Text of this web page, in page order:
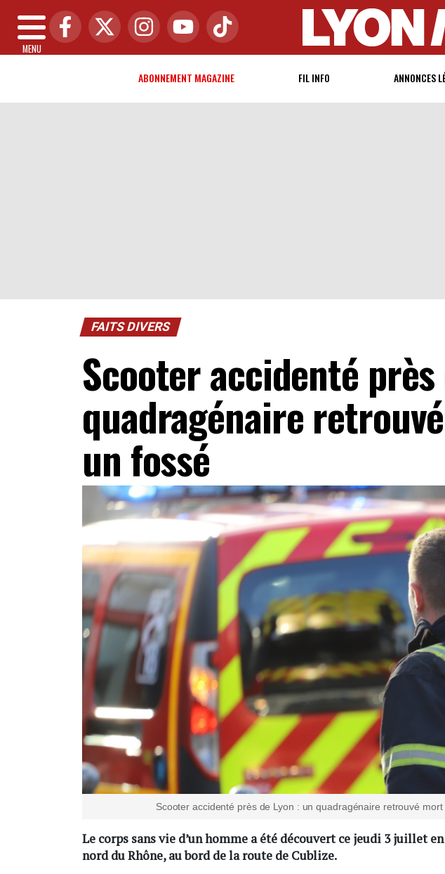
MENU
ABONNEMENT MAGAZINE FIL INFO ANNONCES
FAITS DIVERS
Scooter accidenté
quadragénaire
un fossé
Scooter accidenté près de Lyon : un quadragénaire retrouvé
Le corps sans vie d’un homme a été découvert ce jeudi 3 juillet
nord du Rhône, au bord de la route de Cublize.